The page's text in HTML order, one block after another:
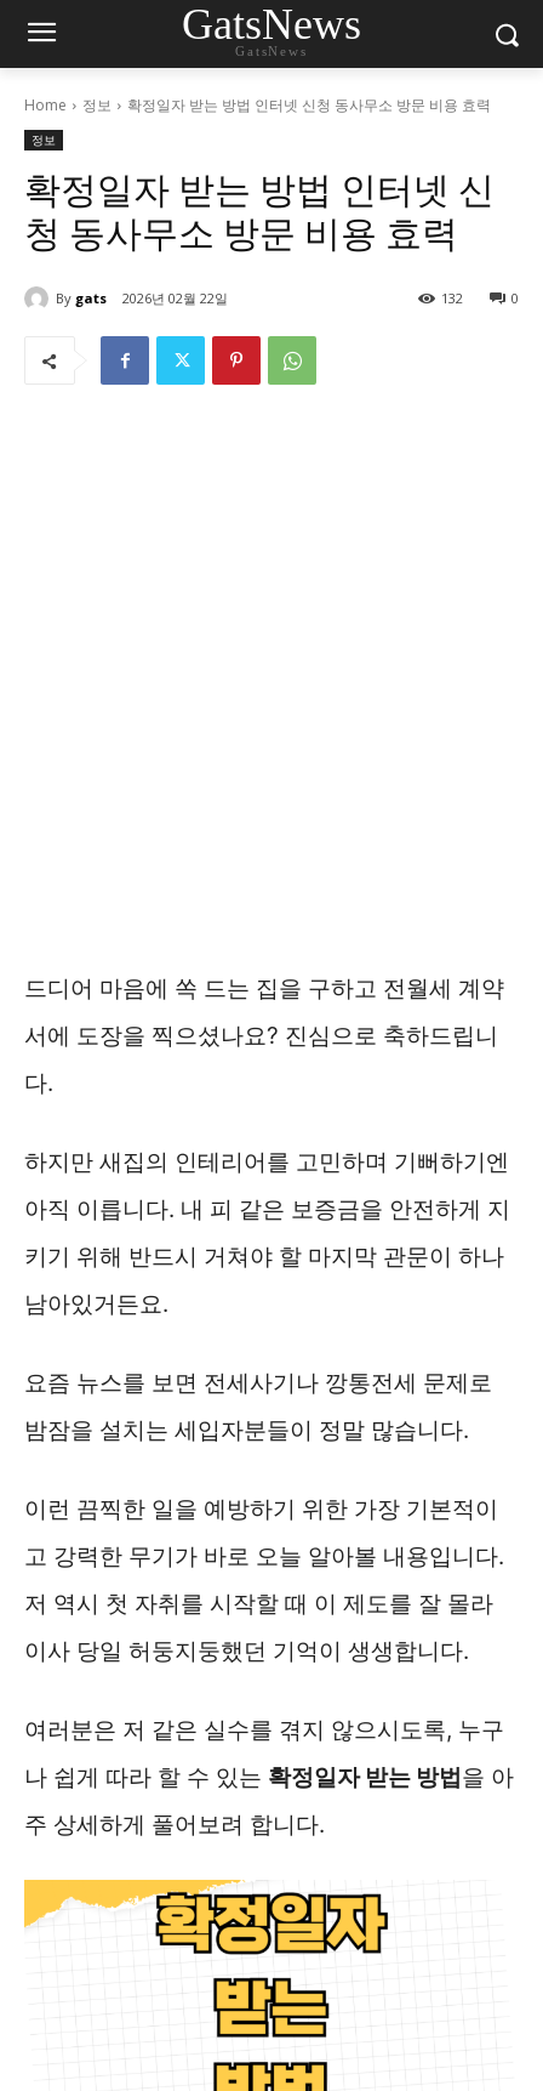
GatsNews
GatsNews
Home 정보 확정일자 받는 방법 인터넷 신청 동사무소 방문 비용 효력
정보
확정일자 받는 방법 인터넷 신
청 동사무소 방문 비용 효력
By gats 2026년 02월 22일 0
132
드디어 마음에 쏙 드는 집을 구하고 전월세 계약
서에 도장을 찍으셨나요? 진심으로 축하드립니
다.
하지만 새집의 인테리어를 고민하며 기뻐하기엔
아직 이릅니다. 내 피 같은 보증금을 안전하게 지
키기 위해 반드시 거쳐야 할 마지막 관문이 하나
남아있거든요.
요즘 뉴스를 보면 전세사기나 깡통전세 문제로
밤잠을 설치는 세입자분들이 정말 많습니다.
이런 끔찍한 일을 예방하기 위한 가장 기본적이
고 강력한 무기가 바로 오늘 알아볼 내용입니다.
저 역시 첫 자취를 시작할 때 이 제도를 잘 몰라
이사 당일 허둥지둥했던 기억이 생생합니다.
여러분은 저 같은 실수를 겪지 않으시도록, 누구
나 쉽게 따라 할 수 있는 확정일자 받는 방법 을 아
주 상세하게 풀어보려 합니다.